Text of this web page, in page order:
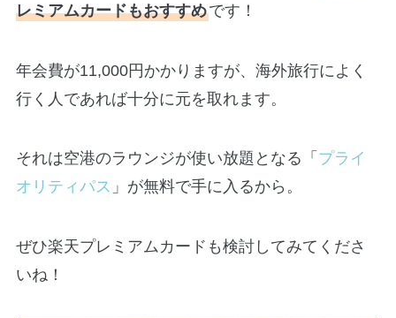
レミアムカードもおすすめです！
年会費が11,000円かかりますが、海外旅行によく
行く人であれば十分に元を取れます。
それは空港のラウンジが使い放題となる「 プライ
オリティパス 」が無料で手に入るから。
ぜひ楽天プレミアムカードも検討してみてくださ
いね！